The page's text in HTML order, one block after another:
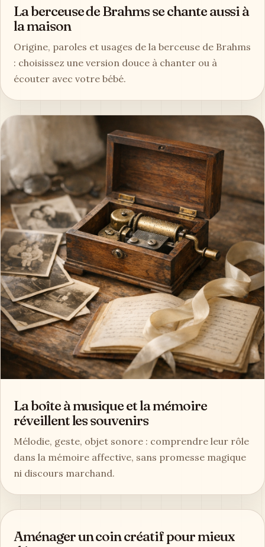
La berceuse de Brahms se chante aussi à
la maison
Origine, paroles et usages de la berceuse de Brahms
: choisissez une version douce à chanter ou à
écouter avec votre bébé.
La boîte à musique et la mémoire
réveillent les souvenirs
Mélodie, geste, objet sonore : comprendre leur rôle
dans la mémoire affective, sans promesse magique
ni discours marchand.
Aménager un coin créatif pour mieux